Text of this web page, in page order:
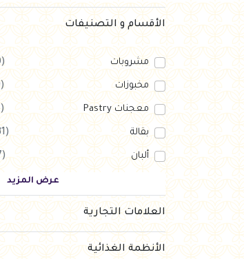
الأقسام و التصنيفات
مشروبات (80)
مخبوزات (59)
معجنات Pastry (14)
بقالة (431)
ألبان (47)
(123)
دواجن (56)
العروض Offers
جزارة (120)
عرض المزيد
العلامات التجارية
الأنظمة الغذائية